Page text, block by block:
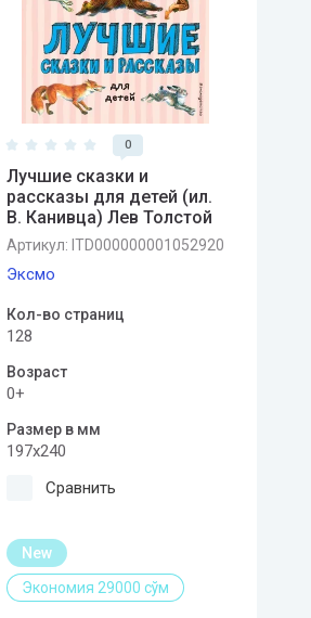
0
Лучшие сказки и
рассказы для детей (ил.
В. Канивца) Лев Толстой
Артикул: ITD000000001052920
Эксмо
Кол-во страниц
128
Возраст
0+
Размер в мм
197x240
Сравнить
New
Экономия 29000 сўм